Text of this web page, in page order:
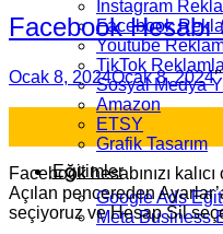
İnstagram
Facebook
Youtube
TikTok
Sosyal Medya
Amazon
ETSY
Grafik Tasarım
Eğitimler
Google Ads
Meta Business
Facebook
Ocak 8, 2024Ocak 8, 2024
Facebook hesabınızı
Açılan pencereden
seçiyoruz ve Hesap Sil